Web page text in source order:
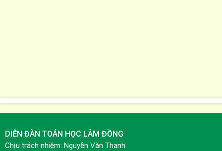
DIỄN ĐÀN TOÁN HỌC LÂM ĐỒNG
Chịu trách nhiệm: Nguyễn Văn Thanh